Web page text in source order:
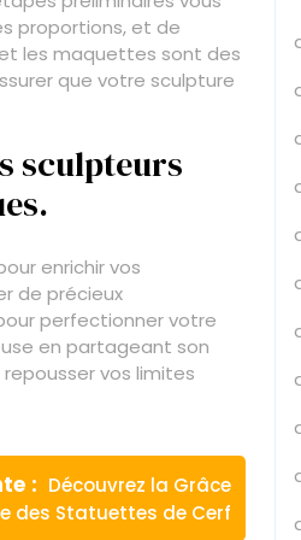
proportions, et de
les maquettes sont des
que votre sculpture
sculpteurs
enrichir vos
de précieux
perfectionner votre
en partageant son
vos limites
Article
suivant
Découvrez la Grâce
des Statuettes de Cerf